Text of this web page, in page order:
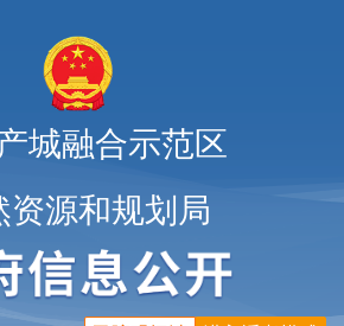
城融合示范区
资源和规划局